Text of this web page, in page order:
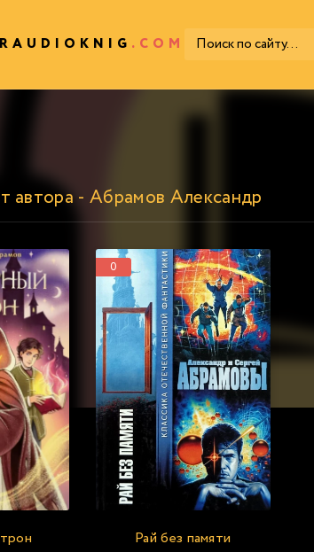
.COM
автора - Абрамов Александр
0
Рай без памяти